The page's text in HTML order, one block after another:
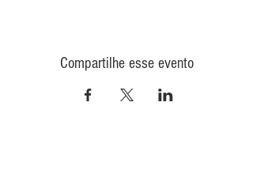
Compartilhe esse evento